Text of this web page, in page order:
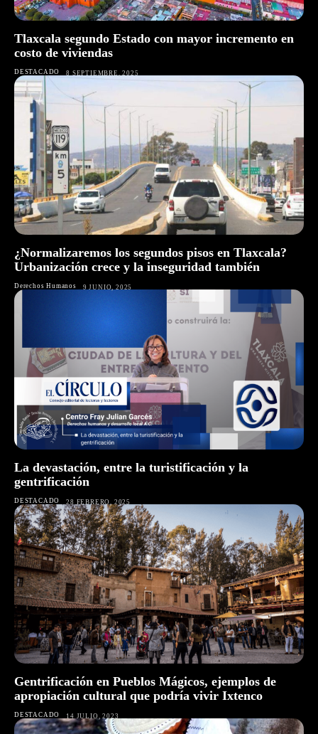
Tlaxcala segundo Estado con mayor incremento en
costo de viviendas
DESTACADO 8 SEPTIEMBRE, 2025
¿Normalizaremos los segundos pisos en Tlaxcala?
Urbanización crece y la inseguridad también
Derechos Humanos 9 JUNIO, 2025
La devastación, entre la turistificación y la
gentrificación
DESTACADO 28 FEBRERO, 2025
Gentrificación en Pueblos Mágicos, ejemplos de
apropiación cultural que podría vivir Ixtenco
DESTACADO 14 JULIO, 2023